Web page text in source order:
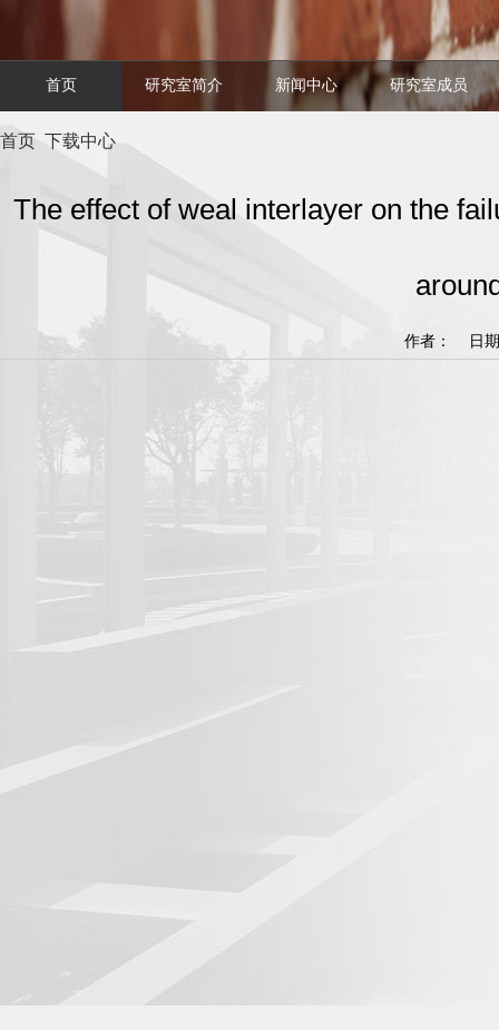
首页 研究室简介 新闻中心 研究室成员
首页 下载中心
The effect of weal interlayer on the
作者： 日期